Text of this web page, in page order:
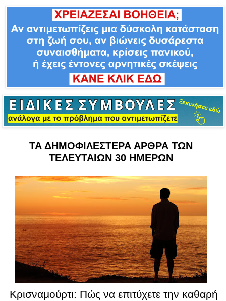
ΤΑ ΔΗΜΟΦΙΛΕΣΤΕΡΑ ΑΡΘΡΑ ΤΩΝ
ΤΕΛΕΥΤΑΙΩΝ 30 ΗΜΕΡΩΝ
Κρισναμούρτι: Πώς να επιτύχετε την καθαρή